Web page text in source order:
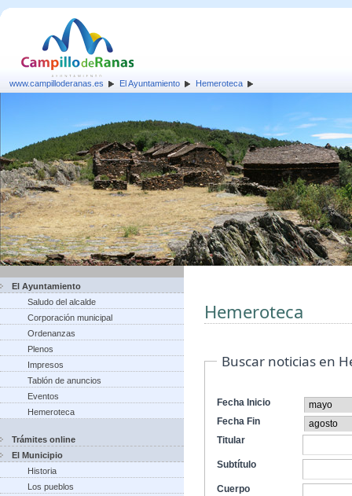
www.campilloderanas.es El Ayuntamiento Hemeroteca
El Ayuntamiento
Saludo del alcalde
Corporación municipal
Ordenanzas
Plenos
Impresos
Tablón de anuncios
Eventos
Hemeroteca
Trámites online
El Municipio
Historia
Los pueblos
Hemeroteca
Buscar noticias en
Fecha Inicio
Fecha Fin
Titular
Subtítulo
Cuerpo